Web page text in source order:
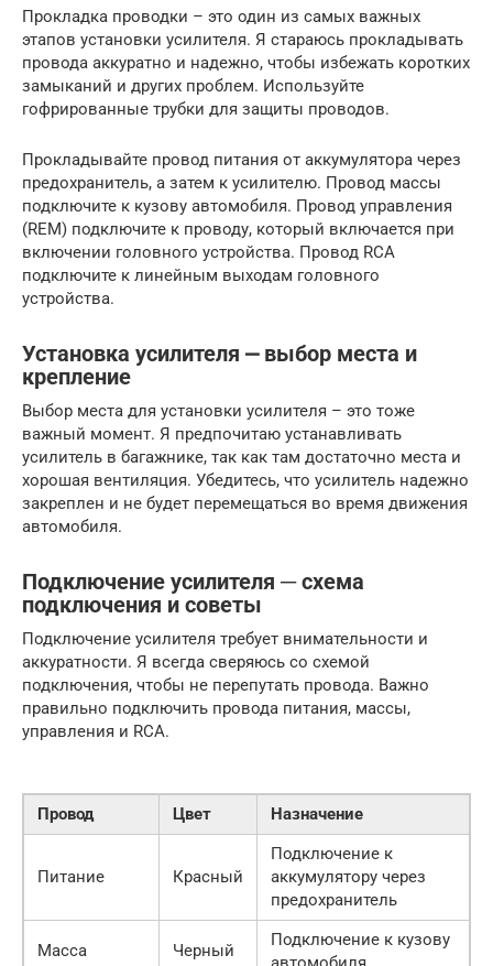
Прокладка проводки – это один из самых важных
этапов установки усилителя. Я стараюсь прокладывать
провода аккуратно и надежно, чтобы избежать коротких
замыканий и других проблем. Используйте
гофрированные трубки для защиты проводов.
Прокладывайте провод питания от аккумулятора через
предохранитель, а затем к усилителю. Провод массы
подключите к кузову автомобиля. Провод управления
(REM) подключите к проводу, который включается при
включении головного устройства. Провод RCA
подключите к линейным выходам головного
устройства.
Установка усилителя ⎼ выбор места и
крепление
Выбор места для установки усилителя – это тоже
важный момент. Я предпочитаю устанавливать
усилитель в багажнике, так как там достаточно места и
хорошая вентиляция. Убедитесь, что усилитель надежно
закреплен и не будет перемещаться во время движения
автомобиля.
Подключение усилителя ─ схема
подключения и советы
Подключение усилителя требует внимательности и
аккуратности. Я всегда сверяюсь со схемой
подключения, чтобы не перепутать провода. Важно
правильно подключить провода питания, массы,
управления и RCA.
Провод Цвет Назначение
Питание Красный
Подключение к
аккумулятору через
предохранитель
Масса Черный
Подключение к кузову